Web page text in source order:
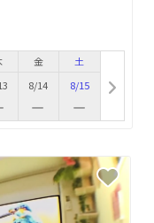
金
8/14
土
8/15